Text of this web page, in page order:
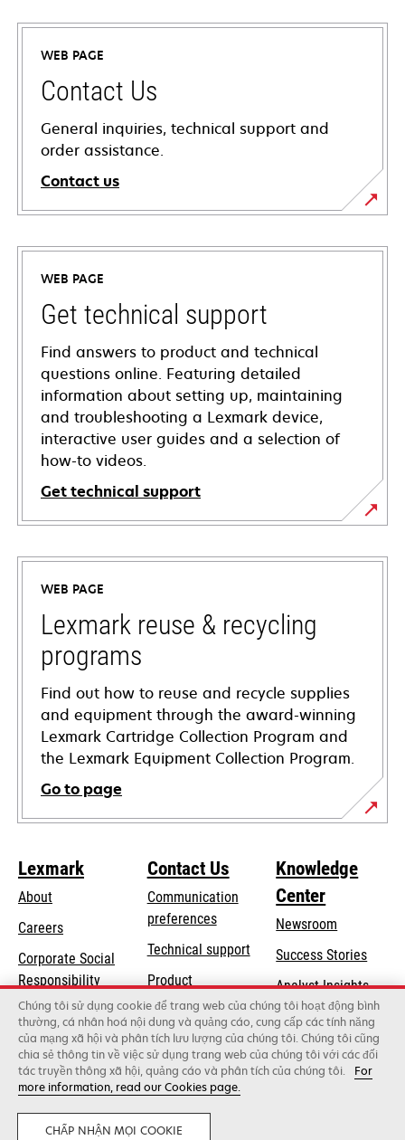
WEB PAGE
Contact Us
General inquiries, technical support and
order assistance.
Contact us
WEB PAGE
Get technical support
Find answers to product and technical
questions online. Featuring detailed
information about setting up, maintaining
and troubleshooting a Lexmark device,
interactive user guides and a selection of
how-to videos.
Get technical support
opens
in
new
tab
WEB PAGE
Lexmark reuse & recycling
programs
Find out how to reuse and recycle supplies
and equipment through the award-winning
Lexmark Cartridge Collection Program and
the Lexmark Equipment Collection Program.
Go to page
Lexmark
About
Careers
Corporate Social
Responsibilityopens
in
a
new
tab
Sustainability
Lexmark Partners
Contact Us
Communication
preferences
Technical supportopens
a
new
tab
Product
registration
Find a dealer
Knowledge
Center
Newsroom
Success Stories
Analyst Insights
Lexmark International, Inc., a Xerox Company
©2026 All rights reserved.
Legal Privacy
Chúng tôi sử dụng cookie để trang web của chúng tôi hoạt động bình
thường, cá nhân hoá nội dung và quảng cáo, cung cấp các tính năng
của mạng xã hội và phân tích lưu lượng của chúng tôi. Chúng tôi cũng
chia sẻ thông tin về việc sử dụng trang web của chúng tôi với các đối
tác truyền thông xã hội, quảng cáo và phân tích của chúng tôi.
For
more information, read our Cookies page.
CHẤP NHẬN MỌI COOKIE